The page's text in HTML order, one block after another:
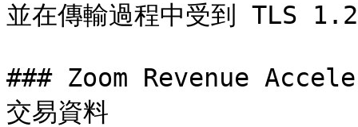
並在傳輸過程中受到 TLS
### Zoom Revenue
交易資料